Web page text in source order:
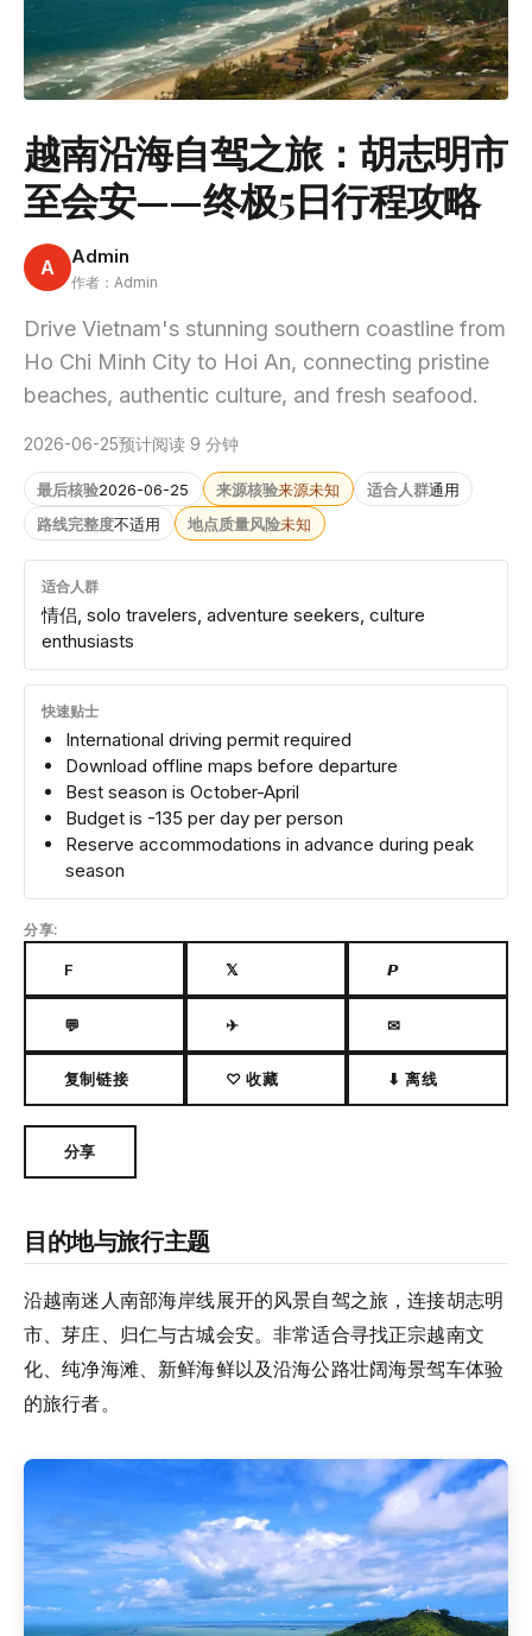
越南沿海自驾之旅：胡志明市
至会安——终极5日行程攻略
A Admin
作者：Admin
Drive Vietnam's stunning southern coastline from
Ho Chi Minh City to Hoi An, connecting pristine
beaches, authentic culture, and fresh seafood.
2026-06-25预计阅读 9 分钟
最后核验2026-06-25 来源核验来源未知 适合人群通用
路线完整度不适用 地点质量风险未知
适合人群
情侣, solo travelers, adventure seekers, culture
enthusiasts
快速贴士
International driving permit required
Download offline maps before departure
Best season is October-April
Budget is -135 per day per person
Reserve accommodations in advance during peak
season
分享:
F 𝕏 𝙋
💬 ✈ ✉
复制链接 ♡ 收藏 ⬇ 离线
分享
目的地与旅行主题
沿越南迷人南部海岸线展开的风景自驾之旅，连接胡志明
市、芽庄、归仁与古城会安。非常适合寻找正宗越南文
化、纯净海滩、新鲜海鲜以及沿海公路壮阔海景驾车体验
的旅行者。